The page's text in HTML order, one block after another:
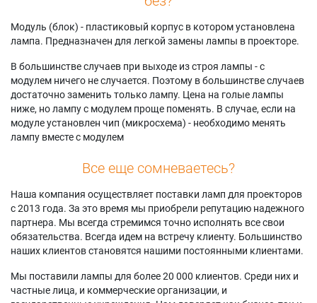
Модуль (блок) - пластиковый корпус в котором установлена
лампа. Предназначен для легкой замены лампы в проекторе.
В большинстве случаев при выходе из строя лампы - с
модулем ничего не случается. Поэтому в большинстве случаев
достаточно заменить только лампу. Цена на голые лампы
ниже, но лампу с модулем проще поменять. В случае, если на
модуле установлен чип (микросхема) - необходимо менять
лампу вместе с модулем
Все еще сомневаетесь?
Наша компания осуществляет поставки ламп для проекторов
с 2013 года. За это время мы приобрели репутацию надежного
партнера. Мы всегда стремимся точно исполнять все свои
обязательства. Всегда идем на встречу клиенту. Большинство
наших клиентов становятся нашими постоянными клиентами.
Мы поставили лампы для более 20 000 клиентов. Среди них и
частные лица, и коммерческие организации, и